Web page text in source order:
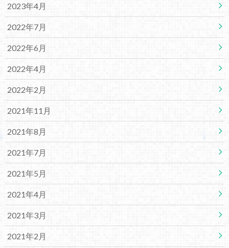
2023年4月
2022年7月
2022年6月
2022年4月
2022年2月
2021年11月
2021年8月
2021年7月
2021年5月
2021年4月
2021年3月
2021年2月